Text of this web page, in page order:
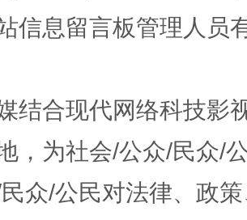
信息留言板管理人员
结合现代网络科技影
，为社会/公众/民众/
众/公民对法律、政